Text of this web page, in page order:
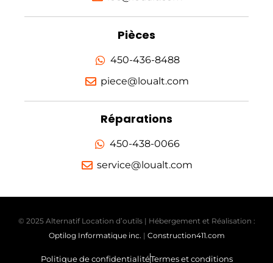
Pièces
450-436-8488
piece@loualt.com
Réparations
450-438-0066
service@loualt.com
© 2025 Alternatif Location d’outils | Hébergement et Réalisation :
Optilog Informatique inc. | Construction411.com
Politique de confidentialitéTermes et conditions